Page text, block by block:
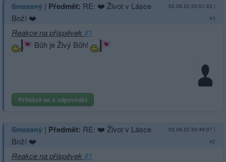
Smazaný | Předmět: RE: ❤️ Život v Lásce
Boží ❤️
02.08.22 20:51:23 |
#3
Reakce na příspěvek#1
Bůh je Živý Bůh!
Přihlásit se a odpovědět
Smazaný | Předmět: RE: ❤️ Život v Lásce
Boží ❤️
02.08.22 20:49:07 |
#2
Reakce na příspěvek#1